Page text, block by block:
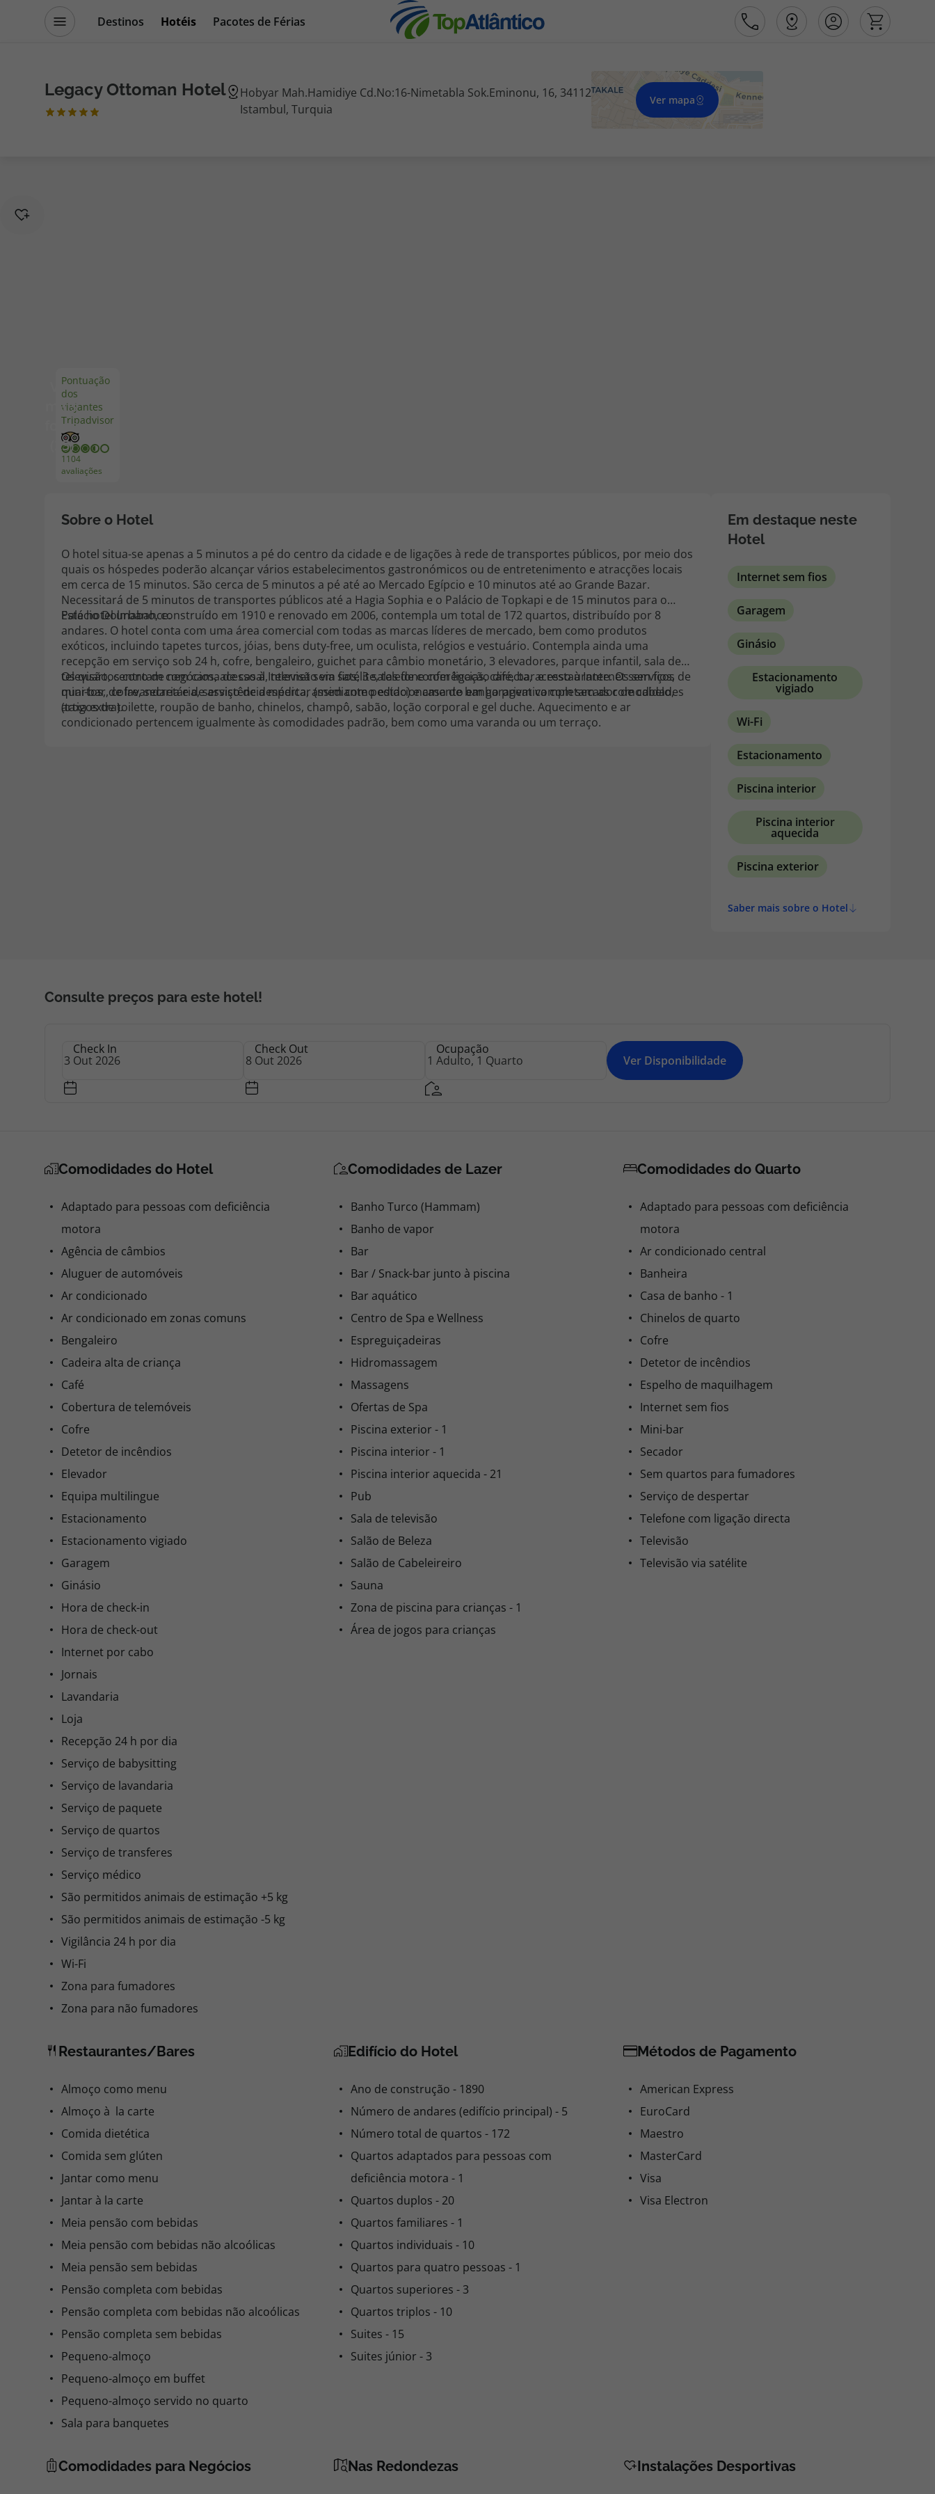
Destinos Hotéis
Pacotes de Férias
Disneyland ® Paris
Área de Cliente
Legacy Ottoman Hotel
Hobyar Mah.Hamidiye Cd.No:16-Nimetabla Sok.Eminonu, 16, 34112
Istambul, Turquia
Ver mapa
Pontuação
dos
viajantes
Tripadvisor
1104
avaliações
Ver
mais
fotos
(25)
Sobre o Hotel
O hotel situa-se apenas a 5 minutos a pé do centro da cidade e de ligações à rede de transportes públicos, por meio dos
quais os hóspedes poderão alcançar vários estabelecimentos gastronómicos ou de entretenimento e atracções locais
em cerca de 15 minutos. São cerca de 5 minutos a pé até ao Mercado Egípcio e 10 minutos até ao Grande Bazar.
Necessitará de 5 minutos de transportes públicos até a Hagia Sophia e o Palácio de Topkapi e de 15 minutos para o
Palácio Dolmabahce.
Este hotel urbano, construído em 1910 e renovado em 2006, contempla um total de 172 quartos, distribuído por 8
andares. O hotel conta com uma área comercial com todas as marcas líderes de mercado, bem como produtos
exóticos, incluindo tapetes turcos, jóias, bens duty-free, um oculista, relógios e vestuário. Contempla ainda uma
recepção em serviço sob 24 h, cofre, bengaleiro, guichet para câmbio monetário, 3 elevadores, parque infantil, sala de
televisão, centro de negócios, acesso à Internet sem fios, 3 salas de conferências, café, bar e restaurante. Os serviços de
quartos, de lavandaria e de assistência médica, assim como estacionamento em garagem completam as comodidades
(taxa extra).
Os quartos contam com cama de casal, televisão via satélite, telefone com ligação directa, acesso à Internet sem fios,
mini-bar, cofre, secretária, serviço de despertar (mediante pedido) e casa de banho privativa com secador de cabelo,
artigos de toilette, roupão de banho, chinelos, champô, sabão, loção corporal e gel duche. Aquecimento e ar
condicionado pertencem igualmente às comodidades padrão, bem como uma varanda ou um terraço.
Em destaque neste
Hotel
Internet sem fios
Garagem
Ginásio
Estacionamento
vigiado
Wi-Fi
Estacionamento
Piscina interior
Piscina interior
aquecida
Piscina exterior
Saber mais sobre o Hotel
Consulte preços para este hotel!
Check In Check Out Ocupação
Ver Disponibilidade
Comodidades do Hotel
Adaptado para pessoas com deficiência
motora
Agência de câmbios
Aluguer de automóveis
Ar condicionado
Ar condicionado em zonas comuns
Bengaleiro
Cadeira alta de criança
Café
Cobertura de telemóveis
Cofre
Detetor de incêndios
Elevador
Equipa multilingue
Estacionamento
Estacionamento vigiado
Garagem
Ginásio
Hora de check-in
Hora de check-out
Internet por cabo
Jornais
Lavandaria
Loja
Recepção 24 h por dia
Serviço de babysitting
Serviço de lavandaria
Serviço de paquete
Serviço de quartos
Serviço de transferes
Serviço médico
São permitidos animais de estimação +5 kg
São permitidos animais de estimação -5 kg
Vigilância 24 h por dia
Wi-Fi
Zona para fumadores
Zona para não fumadores
Comodidades de Lazer
Banho Turco (Hammam)
Banho de vapor
Bar
Bar / Snack-bar junto à piscina
Bar aquático
Centro de Spa e Wellness
Espreguiçadeiras
Hidromassagem
Massagens
Ofertas de Spa
Piscina exterior - 1
Piscina interior - 1
Piscina interior aquecida - 21
Pub
Sala de televisão
Salão de Beleza
Salão de Cabeleireiro
Sauna
Zona de piscina para crianças - 1
Área de jogos para crianças
Comodidades do Quarto
Adaptado para pessoas com deficiência
motora
Ar condicionado central
Banheira
Casa de banho - 1
Chinelos de quarto
Cofre
Detetor de incêndios
Espelho de maquilhagem
Internet sem fios
Mini-bar
Secador
Sem quartos para fumadores
Serviço de despertar
Telefone com ligação directa
Televisão
Televisão via satélite
Restaurantes/Bares
Almoço como menu
Almoço à la carte
Comida dietética
Comida sem glúten
Jantar como menu
Jantar à la carte
Meia pensão com bebidas
Meia pensão com bebidas não alcoólicas
Meia pensão sem bebidas
Pensão completa com bebidas
Pensão completa com bebidas não alcoólicas
Pensão completa sem bebidas
Pequeno-almoço
Pequeno-almoço em buffet
Pequeno-almoço servido no quarto
Sala para banquetes
Edifício do Hotel
Ano de construção - 1890
Número de andares (edifício principal) - 5
Número total de quartos - 172
Quartos adaptados para pessoas com
deficiência motora - 1
Quartos duplos - 20
Quartos familiares - 1
Quartos individuais - 10
Quartos para quatro pessoas - 1
Quartos superiores - 3
Quartos triplos - 10
Suites - 15
Suites júnior - 3
Métodos de Pagamento
American Express
EuroCard
Maestro
MasterCard
Visa
Visa Electron
Comodidades para Negócios Nas Redondezas Instalações Desportivas